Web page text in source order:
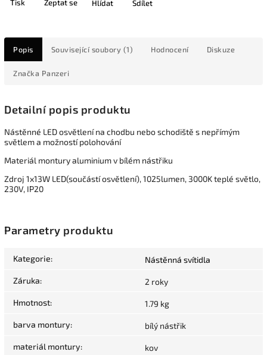
Tisk Zeptat se Hlídat Sdílet
Popis Související soubory (1) Hodnocení Diskuze
Značka Panzeri
Detailní popis produktu
Nástěnné LED osvětlení na chodbu nebo schodiště s nepřímým
světlem a možností polohování
Materiál montury aluminium v bílém nástřiku
Zdroj 1x13W LED(součástí osvětlení), 1025lumen, 3000K teplé světlo,
230V, IP20
Parametry produktu
Kategorie: Nástěnná svítidla
Záruka: 2 roky
Hmotnost: 1.79 kg
barva montury: bílý nástřik
materiál montury: kov